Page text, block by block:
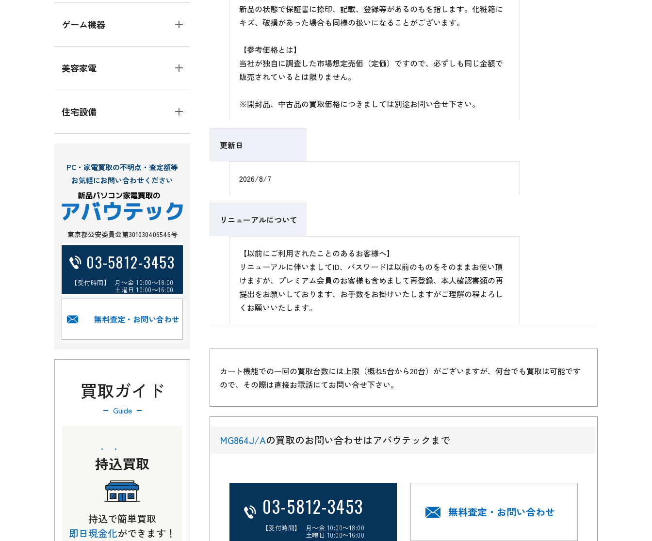
ゲーム機器
美容家電
住宅設備
PC・家電買取の不明点・査定額等
お気軽にお問い合わせください
東京都公安委員会第301030406546号
03-5812-3453
【受付時間】 月～金 10:00～18:00
土曜日 10:00～16:00
無料査定・お問い合わせ
買取ガイド
Guide
持込買取
持込で簡単買取
即日現金化ができます！
新品の状態で保証書に捺印、記載、登録等があるのもを指します。化粧箱に
キズ、破損があった場合も同様の扱いになることがございます。
【参考価格とは】
当社が独自に調査した市場想定売価（定価）ですので、必ずしも同じ金額で
販売されているとは限りません。
※開封品、中古品の買取価格につきましては別途お問い合せ下さい。
更新日
2026/8/7
リニューアルについて
【以前にご利用されたことのあるお客様へ】
リニューアルに伴いましてID、パスワードは以前のものをそのままお使い頂
けますが、プレミアム会員のお客様も含めまして再登録、本人確認書類の再
提出をお願いしております、お手数をお掛けいたしますがご理解の程よろし
くお願いいたします。
カート機能での一回の買取台数には上限（概ね5台から20台）がございますが、何台でも買取は可能です
ので、その際は直接お電話にてお問い合せ下さい。
MG864J/Aの買取のお問い合わせはアバウテックまで
03-5812-3453
【受付時間】 月～金 10:00～18:00
土曜日 10:00～16:00
無料査定・お問い合わせ